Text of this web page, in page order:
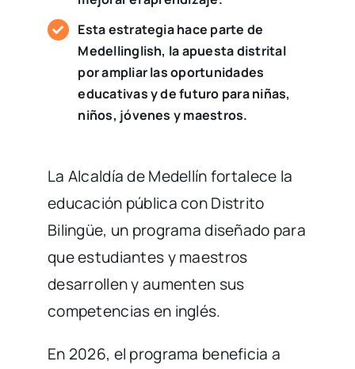
Esta estrategia hace parte de
Medellinglish, la apuesta distrital
por ampliar las oportunidades
educativas y de futuro para niñas,
niños, jóvenes y maestros.
La Alcaldía de Medellín fortalece la
educación pública con Distrito
Bilingüe, un programa diseñado para
que estudiantes y maestros
desarrollen y aumenten sus
competencias en inglés.
En 2026, el programa beneficia a